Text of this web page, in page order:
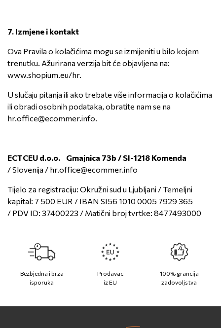
7. Izmjene i kontakt
Ova Pravila o kolačićima mogu se izmijeniti u bilo kojem
trenutku. Ažurirana verzija bit će objavljena na:
www.shopium.eu/hr.
U slučaju pitanja ili ako trebate više informacija o kolačićima
ili obradi osobnih podataka, obratite nam se na
hr.office@ecommer.info.
ECTCEU d.o.o. Gmajnica 73b / SI-1218 Komenda
/Slovenija / hr.office@ecommer.info
Tijelo za registraciju: Okružni sud u Ljubljani /Temeljni
kapital: 7 500 EUR / IBAN SI56 1010 0005 7929 365
/ PDV ID: 37400223 / Matični broj tvrtke: 8477493000
Bezbjedna i brza
isporuka
Prodavac
iz EU
100% grancija
zadovoljstva